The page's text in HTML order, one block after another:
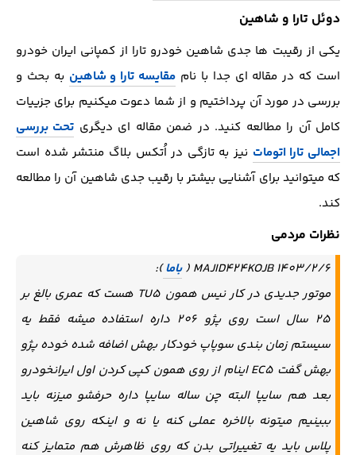
دوئل تارا و شاهین
یکی از رقیبت ها جدی شاهین خودرو تارا از کمپانی ایران خودرو
است که در مقاله ای جدا با نام مقایسه تارا و شاهین به بحث و
بررسی در مورد آن پرداختیم و از شما دعوت میکنیم برای جزییات
کامل آن را مطالعه کنید. در ضمن مقاله ای دیگری تحت بررسی
اجمالی تارا اتومات نیز به تازگی در اُتکس بلاگ منتشر شده است
که میتوانید برای آشنایی بیشتر با رقیب جدی شاهین آن را مطالعه
کند.
نظرات مردمی
MAJID424KOJB 1403/2/6 ( باما):
موتور جدیدی در کار نیس همون TU5 هست که عمری بالغ بر
25 سال است روی پژو 206 داره استفاده میشه فقط یه
سیستم زمان بندی سوپاپ خودکار بهش اضافه شده خوده پژو
بهش گفت EC5 اینام از روی همون کپی کردن اول ایرانخودرو
بعد هم سایپا البته چن ساله سایپا داره حرفشو میزنه باید
ببینیم میتونه بالاخره عملی کنه یا نه و اینکه روی شاهین
پلاس باید یه تغییراتی بدن که روی ظاهرش هم متمایز کنه